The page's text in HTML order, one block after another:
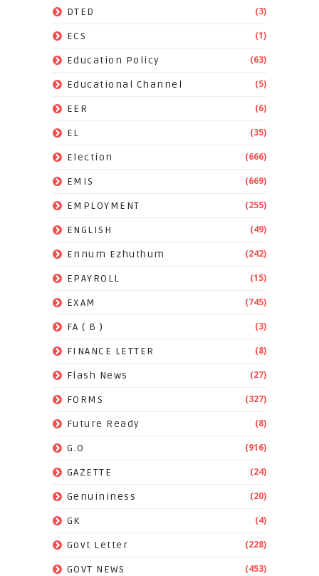
DTED (3)
ECS (1)
Education Policy (63)
Educational Channel (5)
EER (6)
EL (35)
Election (666)
EMIS (669)
EMPLOYMENT (255)
ENGLISH (49)
Ennum Ezhuthum (242)
EPAYROLL (15)
EXAM (745)
FA ( B ) (3)
FINANCE LETTER (8)
Flash News (27)
FORMS (327)
Future Ready (8)
G.O (916)
GAZETTE (24)
Genuininess (20)
GK (4)
Govt Letter (228)
GOVT NEWS (453)